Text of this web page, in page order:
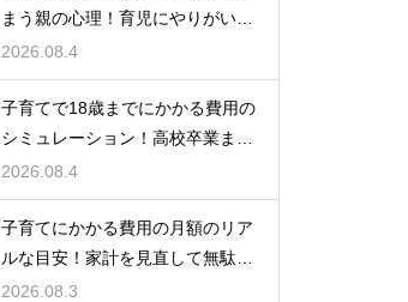
まう親の心理！育児にやりがいを
見出して自分自身の人生も豊かに
生きるための考え方
2026.08.4
子育てで18歳までにかかる費用の
シミュレーション！高校卒業まで
の教育資金を賢く準備して経済的
な不安を解消する
2026.08.4
子育てにかかる費用の月額のリア
ルな目安！家計を見直して無駄な
出費を抑えながら無理なく育児を
2026.08.3